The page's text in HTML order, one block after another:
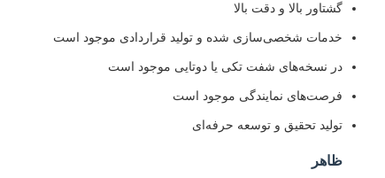
گشتاور بالا و دقت بالا
خدمات شخصی‌سازی شده و تولید قراردادی موجود است
در نسخه‌های شفت تکی یا دوتایی موجود است
فرصت‌های نمایندگی موجود است
تولید تحقیق و توسعه حرفه‌ای
ظاهر